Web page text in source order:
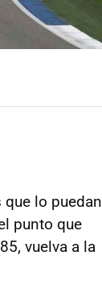
que lo puedan
punto que
vuelva a la